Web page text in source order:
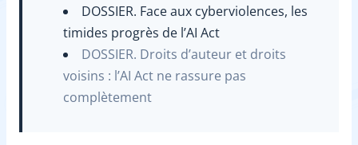
DOSSIER. Face aux cyberviolences, les
timides progrès de l’AI Act
DOSSIER. Droits d’auteur et droits
voisins : l’AI Act ne rassure pas
complètement